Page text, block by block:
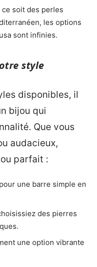
ce soit des perles
les options
sont infinies.
style
disponibles, il
bijou qui
Que vous
audacieux,
parfait :
une barre simple en
des pierres
une option vibrante